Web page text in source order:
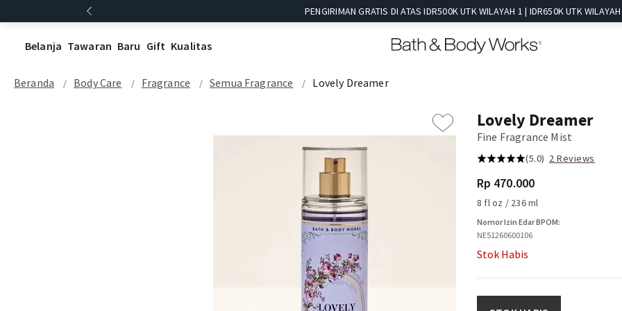
PENGIRIMAN GRATIS DI ATAS IDR500K UTK WILAYAH 1 | IDR650K UTK
Belanja Tawaran Baru Gift Kualitas
Beranda Body Care Fragrance Semua Fragrance Lovely Dreamer
Lovely Dreamer
Fine Fragrance Mist
(5.0) 2 Reviews
Rp 470.000
8 fl oz / 236 ml
Nomor Izin Edar BPOM:
NE51260600106
Stok Habis